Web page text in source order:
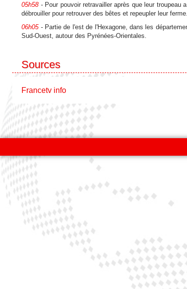
05h58- Pour pouvoir retravailler après que leur troupeau
débrouiller pour retrouver des bêtes et repeupler leur ferme.
06h05- Partie de l'est de l'Hexagone, dans les
Sud-Ouest, autour des Pyrénées-Orientales.
Sources
Francetv info